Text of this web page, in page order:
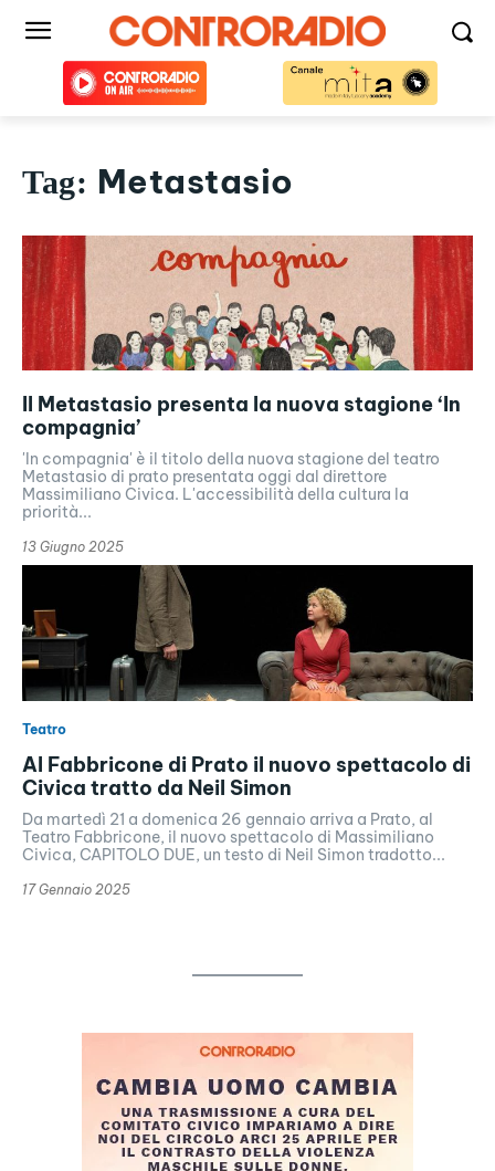
Tag: Metastasio
Il Metastasio presenta la nuova stagione ‘In
compagnia’
'In compagnia' è il titolo della nuova stagione del teatro
Metastasio di prato presentata oggi dal direttore
Massimiliano Civica. L'accessibilità della cultura la
priorità...
13 Giugno 2025
Teatro
Al Fabbricone di Prato il nuovo spettacolo di
Civica tratto da Neil Simon
Da martedì 21 a domenica 26 gennaio arriva a Prato, al
Teatro Fabbricone, il nuovo spettacolo di Massimiliano
Civica, CAPITOLO DUE, un testo di Neil Simon tradotto...
17 Gennaio 2025